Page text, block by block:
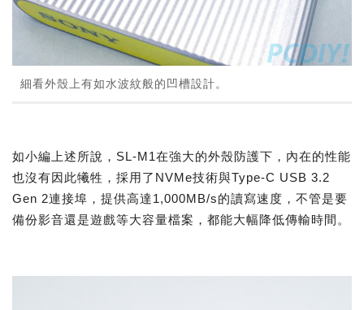
細看外殼上有如水波紋般的凹槽設計。
如小編上述所說，SL-M1在強大的外殼防護下，內在的性能
也沒有因此犧牲，採用了NVMe技術與Type-C USB 3.2
Gen 2連接埠，提供高達1,000MB/s的讀寫速度，不管是要
備份影音還是遊戲等大容量檔案，都能大幅降低傳輸時間。